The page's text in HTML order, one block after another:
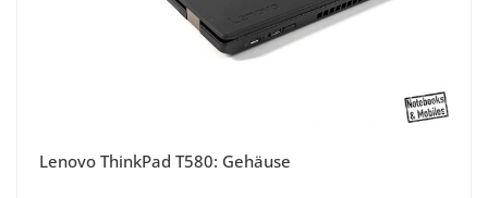
Lenovo ThinkPad T580: Gehäuse